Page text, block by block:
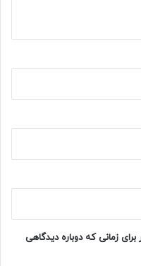
زمانی که دوباره دیدگاهی